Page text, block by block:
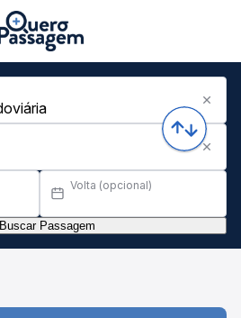
Volta (opcional)
Buscar Passagem